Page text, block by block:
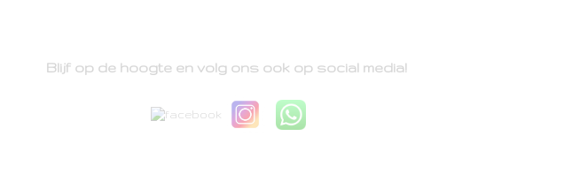
Blijf op de hoogte en volg ons ook op social media!